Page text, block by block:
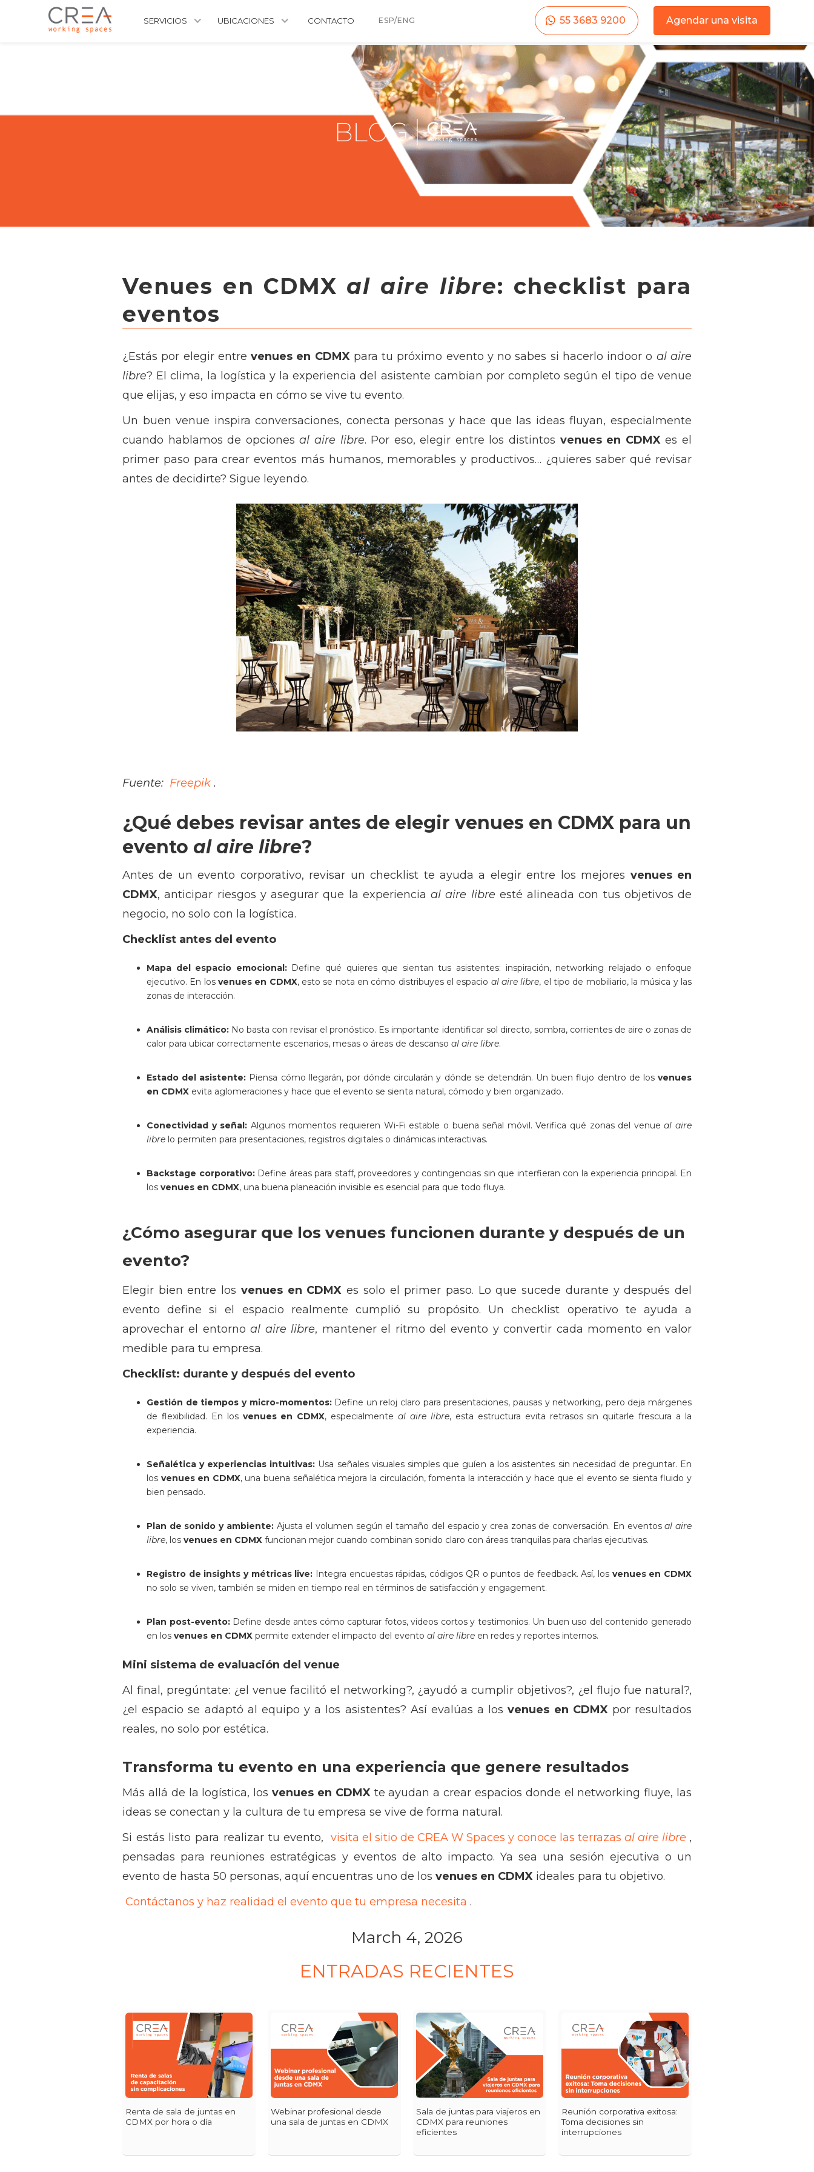
SERVICIOS UBICACIONES CONTACTO ESP/ENG Agendar una visita
55 3683 9200
Venues en CDMX al aire libre: checklist para
eventos
¿Estás por elegir entrevenues en CDMXpara tu próximo evento y no sabes si hacerlo indoor o al aire
libre? El clima, la logística y la experiencia del asistente cambian por completo según el tipo de venue
que elijas, y eso impacta en cómo se vive tu evento.
Un buen venue inspira conversaciones, conecta personas y hace que las ideas fluyan, especialmente
cuando hablamos de opcionesal aire libre. Por eso, elegir entre los distintos venues en CDMXes el
primer paso para crear eventos más humanos, memorables y productivos… ¿quieres saber qué revisar
antes de decidirte? Sigue leyendo.
Fuente: Freepik .
¿Qué debes revisar antes de elegir venues en CDMX para un
evento al aire libre?
Antes de un evento corporativo, revisar un checklist te ayuda a elegir entre los mejores venues en
CDMX, anticipar riesgos y asegurar que la experiencia al aire libre esté alineada con tus objetivos de
negocio, no solo con la logística.
Checklist antes del evento
Mapa del espacio emocional:Define qué quieres que sientan tus asistentes: inspiración, networking relajado o enfoque
ejecutivo. En los venues en CDMX, esto se nota en cómo distribuyes el espacio al aire libre, el tipo de mobiliario, la música y las
zonas de interacción.
Análisis climático: No basta con revisar el pronóstico. Es importante identificar sol directo, sombra, corrientes de aire o zonas de
calor para ubicar correctamente escenarios, mesas o áreas de descanso al aire libre.
Estado del asistente: Piensa cómo llegarán, por dónde circularán y dónde se detendrán. Un buen flujo dentro de losvenues
en CDMX evita aglomeraciones y hace que el evento se sienta natural, cómodo y bien organizado.
Conectividad y señal: Algunos momentos requieren Wi-Fi estable o buena señal móvil. Verifica qué zonas del venueal aire
libre lo permiten para presentaciones, registros digitales o dinámicas interactivas.
Backstage corporativo:Define áreas para staff, proveedores y contingencias sin que interfieran con la experiencia principal. En
los venues en CDMX, una buena planeación invisible es esencial para que todo fluya.
¿Cómo asegurar que los venues funcionen durante y después de un
evento?
Elegir bien entre los venues en CDMX es solo el primer paso. Lo que sucede durante y después del
evento define si el espacio realmente cumplió su propósito. Un checklist operativo te ayuda a
aprovechar el entornoal aire libre, mantener el ritmo del evento y convertir cada momento en valor
medible para tu empresa.
Checklist: durante y después del evento
Gestión de tiempos y micro-momentos:Define un reloj claro para presentaciones, pausas y networking, pero deja márgenes
de flexibilidad. En los venues en CDMX, especialmenteal aire libre, esta estructura evita retrasos sin quitarle frescura a la
experiencia.
Señalética y experiencias intuitivas: Usa señales visuales simples que guíen a los asistentes sin necesidad de preguntar. En
los venues en CDMX, una buena señalética mejora la circulación, fomenta la interacción y hace que el evento se sienta fluido y
bien pensado.
Plan de sonido y ambiente:Ajusta el volumen según el tamaño del espacio y crea zonas de conversación. En eventosal aire
libre, los venues en CDMX funcionan mejor cuando combinan sonido claro con áreas tranquilas para charlas ejecutivas.
Registro de insights y métricas live: Integra encuestas rápidas, códigos QR o puntos de feedback. Así, los venues en CDMX
no solo se viven, también se miden en tiempo real en términos de satisfacción y engagement.
Plan post-evento:Define desde antes cómo capturar fotos, videos cortos y testimonios. Un buen uso del contenido generado
en los venues en CDMX permite extender el impacto del evento al aire libre en redes y reportes internos.
Mini sistema de evaluación del venue
Al final, pregúntate: ¿el venue facilitó el networking?, ¿ayudó a cumplir objetivos?, ¿el flujo fue natural?,
¿el espacio se adaptó al equipo y a los asistentes? Así evalúas a losvenues en CDMXpor resultados
reales, no solo por estética.
Transforma tu evento en una experiencia que genere resultados
Más allá de la logística, los venues en CDMXte ayudan a crear espacios donde el networking fluye, las
ideas se conectan y la cultura de tu empresa se vive de forma natural.
Si estás listo para realizar tu evento, visita el sitio de CREA W Spaces y conoce las terrazas al aire libre ,
pensadas para reuniones estratégicas y eventos de alto impacto. Ya sea una sesión ejecutiva o un
evento de hasta 50 personas, aquí encuentras uno de los venues en CDMX ideales para tu objetivo.
Contáctanos y haz realidad el evento que tu empresa necesita .
March 4, 2026
ENTRADAS RECIENTES
Renta de sala de juntas en
CDMX por hora o día
Webinar profesional desde
una sala de juntas en CDMX
Sala de juntas para viajeros en
CDMX para reuniones
eficientes
Reunión corporativa exitosa:
Toma decisiones sin
interrupciones